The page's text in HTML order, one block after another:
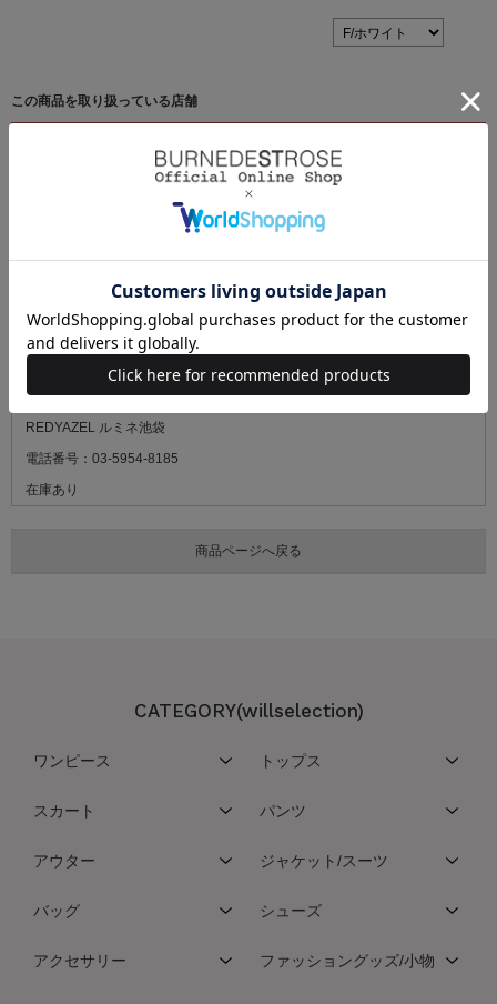
この商品を取り扱っている店舗
SWINGLE & WILLSELECTION 福岡パルコ
SWINGLE & WILLSELECTION 博多阪急
電話番号：092-419-5533
REDYAZEL ルミネ池袋
電話番号：03-5954-8185
在庫あり
CATEGORY(willselection)
ワンピース トップス
スカート パンツ
アウター ジャケット/スーツ
バッグ シューズ
アクセサリー ファッショングッズ/小物